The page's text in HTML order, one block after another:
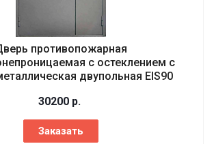
противопожарная
с остеклением с
двупольная EIS90
30200 р.
Заказать